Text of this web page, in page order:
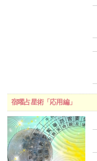
宿曜占星術「応用編」